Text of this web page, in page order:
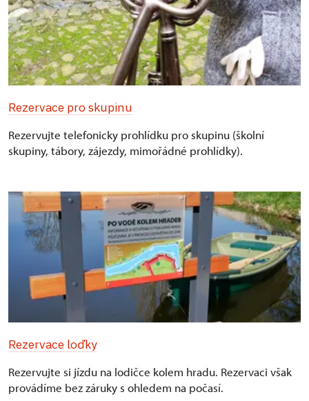
Rezervace pro skupinu
Rezervujte telefonicky prohlídku pro skupinu (školní
skupiny, tábory, zájezdy, mimořádné prohlídky).
Rezervace loďky
Rezervujte si jízdu na lodičce kolem hradu. Rezervaci však
provádíme bez záruky s ohledem na počasí.